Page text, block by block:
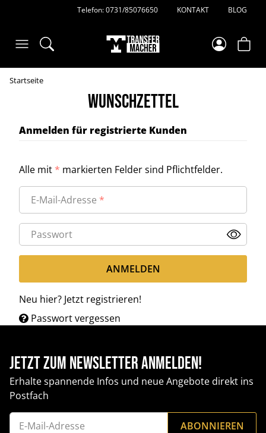
Telefon: 0731/85076650 KONTAKT BLOG
Startseite
Wunschzettel
Anmelden für registrierte Kunden
Alle mit * markierten Felder sind Pflichtfelder.
E-Mail-Adresse
Passwort
ANMELDEN
Neu hier? Jetzt registrieren!
Passwort vergessen
Jetzt zum Newsletter anmelden!
Erhalte spannende Infos und neue Angebote direkt ins
Postfach
ABONNIEREN